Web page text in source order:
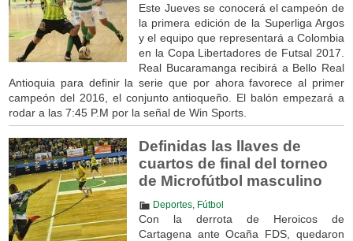
Este Jueves se conocerá el campeón de
la primera edición de la Superliga Argos
y el equipo que representará a Colombia
en la Copa Libertadores de Futsal 2017.
Real Bucaramanga recibirá a Bello Real
Antioquia para definir la serie que por ahora favorece al primer
campeón del 2016, el conjunto antioqueño. El balón empezará a
rodar a las 7:45 P.M por la señal de Win Sports.
Definidas las llaves de
cuartos de final del torneo
de Microfútbol masculino
Deportes, Fútbol
Con la derrota de Heroicos de
Cartagena ante Ocaña FDS, quedaron